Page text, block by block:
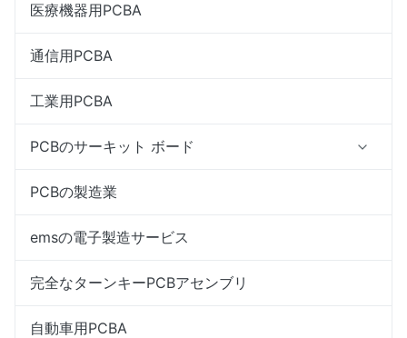
医療機器用PCBA
通信用PCBA
工業用PCBA
PCBのサーキット ボード
PCBの製造業
emsの電子製造サービス
完全なターンキーPCBアセンブリ
自動車用PCBA